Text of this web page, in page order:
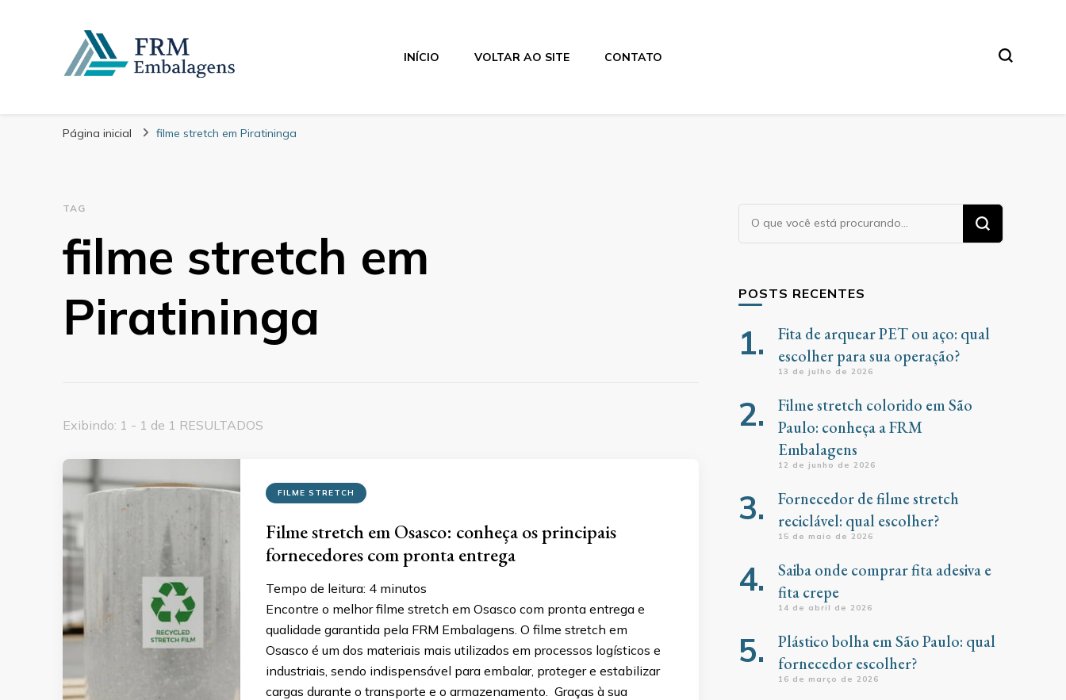
FRM Embalagens
INÍCIO VOLTAR AO SITE CONTATO
Página inicial filme stretch em Piratininga
TAG
filme stretch em
Piratininga
Exibindo: 1 - 1 de 1 RESULTADOS
FILME STRETCH
Filme stretch em Osasco: conheça os principais
fornecedores com pronta entrega
Tempo de leitura: 4 minutos
Encontre o melhor filme stretch em Osasco com pronta entrega e
qualidade garantida pela FRM Embalagens. O filme stretch em
Osasco é um dos materiais mais utilizados em processos logísticos e
industriais, sendo indispensável para embalar, proteger e estabilizar
cargas durante o transporte e o armazenamento. Graças à sua
Procurando
algo?
POSTS RECENTES
Fita de arquear PET ou aço: qual
escolher para sua operação?
13 de julho de 2026
Filme stretch colorido em São
Paulo: conheça a FRM
Embalagens
12 de junho de 2026
Fornecedor de filme stretch
reciclável: qual escolher?
15 de maio de 2026
Saiba onde comprar fita adesiva e
fita crepe
14 de abril de 2026
Plástico bolha em São Paulo: qual
fornecedor escolher?
16 de março de 2026